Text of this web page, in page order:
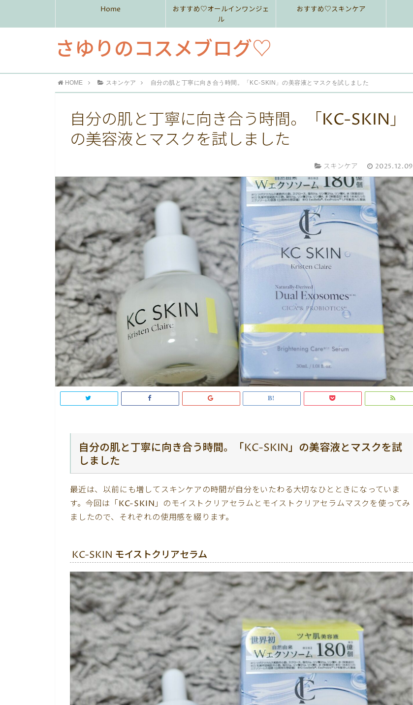
Home
おすすめ♡オールインワンジェ
ル
おすすめ♡スキンケア
さゆりのコスメブログ♡
HOME スキンケア 自分の肌と丁寧に向き合う時間。「KC-SKIN」の美容液とマスクを試しました
自分の肌と丁寧に向き合う時間。「KC-SKIN」
の美容液とマスクを試しました
スキンケア 2025.12.09
自分の肌と丁寧に向き合う時間。「KC-SKIN」の美容液とマスクを試
しました
最近は、以前にも増してスキンケアの時間が自分をいたわる大切なひとときになっていま
す。今回は「KC-SKIN」のモイストクリアセラムとモイストクリアセラムマスクを使ってみ
ましたので、それぞれの使用感を綴ります。
KC-SKIN モイストクリアセラム